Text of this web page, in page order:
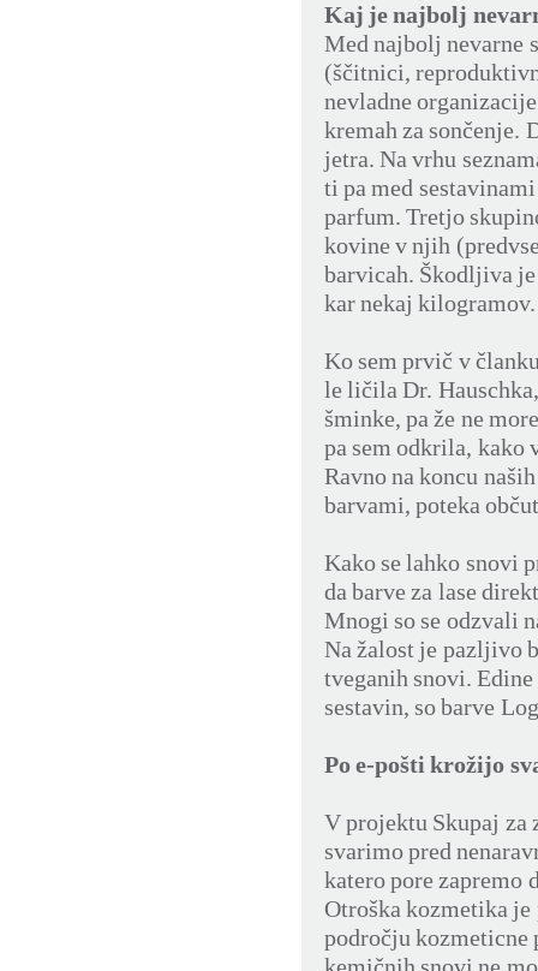
Kaj je najbolj
Med najbolj nevarne
(ščitnici,
nevladne
kremah za sončenje.
jetra. Na vrhu
ti pa med
parfum. Tretjo
kovine v njih
barvicah. Škodljiva
kar nekaj kilogramov.
Ko sem prvič v
le ličila Dr.
šminke, pa že ne
pa sem odkrila, kako
Ravno na koncu
barvami, poteka
Kako se lahko snovi
da barve za lase
Mnogi so se odzvali
Na žalost je pazljivo
tveganih snovi.
sestavin, so barve
Po e-pošti krožijo
V projektu Skupaj za
svarimo pred
katero pore zapremo
Otroška kozmetika
področju kozmeticne